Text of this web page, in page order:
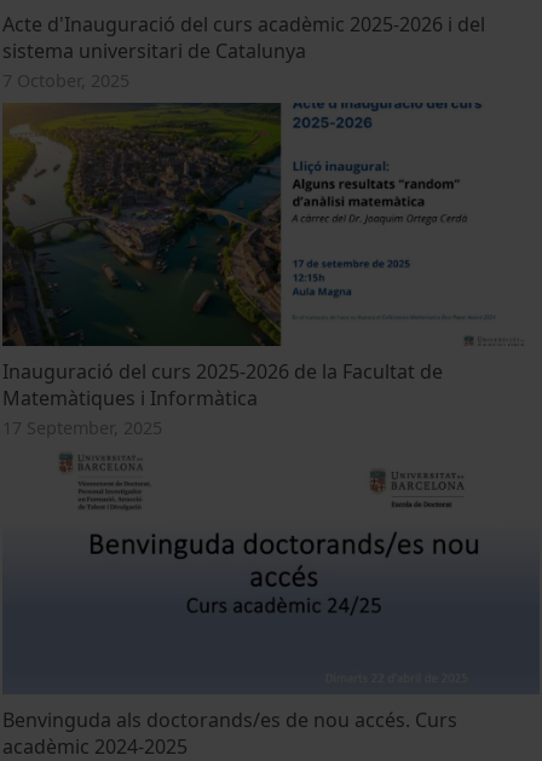
Acte d'Inauguració del curs acadèmic 2025-2026 i del
sistema universitari de Catalunya
7 October, 2025
Inauguració del curs 2025-2026 de la Facultat de
Matemàtiques i Informàtica
17 September, 2025
Benvinguda als doctorands/es de nou accés. Curs
acadèmic 2024-2025